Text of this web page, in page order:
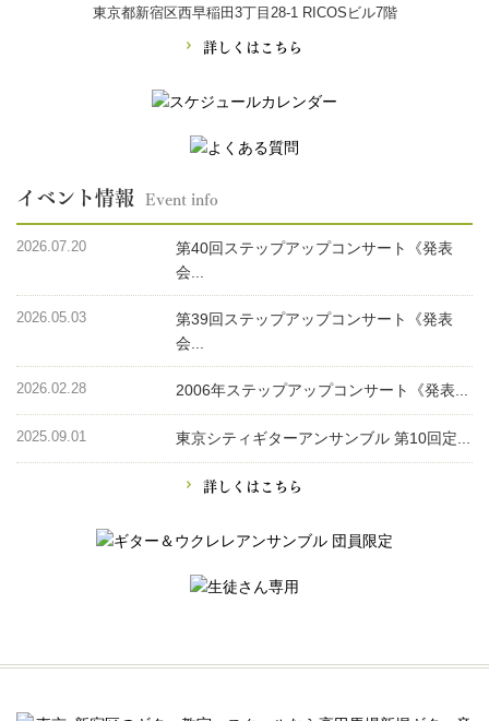
東京都新宿区西早稲田3丁目28-1 RICOSビル7階
詳しくはこちら
イベント情報 Event info
2026.07.20
第40回ステップアップコンサート《発表
会...
2026.05.03
第39回ステップアップコンサート《発表
会...
2026.02.28 2006年ステップアップコンサート《発表...
2025.09.01 東京シティギターアンサンブル 第10回定...
詳しくはこちら